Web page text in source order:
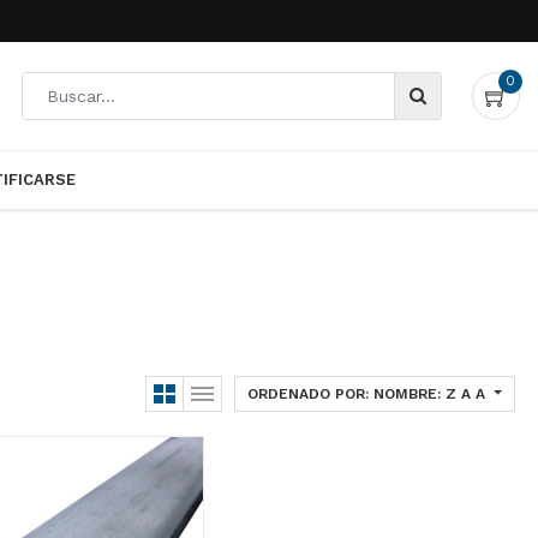
adecuadamente su
0
ORDENADO POR: NOMBRE: Z A A